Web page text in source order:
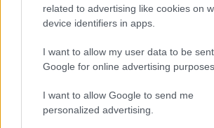
related to advertising like cookies on
device identifiers in apps.
I want to allow my user data to be
Google for online advertising purposes.
I want to allow Google to send me
personalized advertising.